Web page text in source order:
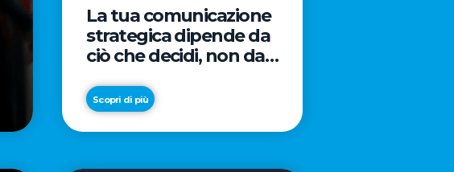
La tua comunicazione
strategica dipende da
ciò che decidi, non da
Scopri di più